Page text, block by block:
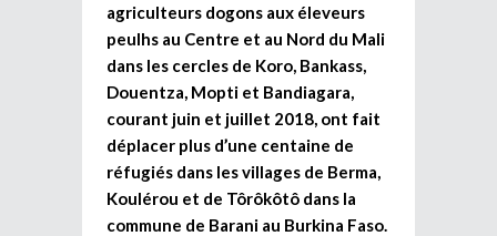
agriculteurs dogons aux éleveurs
peulhs au Centre et au Nord du Mali
dans les cercles de Koro, Bankass,
Douentza, Mopti et Bandiagara,
courant juin et juillet 2018, ont fait
déplacer plus d’une centaine de
réfugiés dans les villages de Berma,
Koulérou et de Tôrôkôtô dans la
commune de Barani au Burkina Faso.